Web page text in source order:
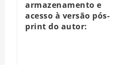
armazenamento e
acesso à versão pós-
print do autor: